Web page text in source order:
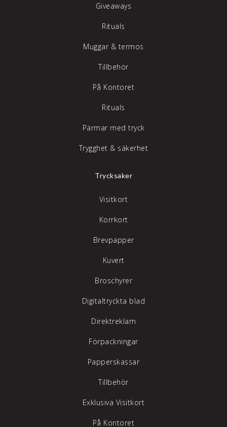
Giveaways
Rituals
Muggar & termos
Tillbehör
På Kontoret
Rituals
Pärmar med tryck
Trygghet & säkerhet
Trycksaker
Visitkort
Korrkort
Brevpapper
Kuvert
Broschyrer
Digitaltryckta blad
Direktreklam
Förpackningar
Papperskassar
Tillbehör
Exklusiva Visitkort
På Kontoret